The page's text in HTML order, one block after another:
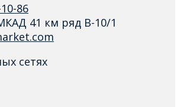
86
41 км ряд В-10/1
сетях